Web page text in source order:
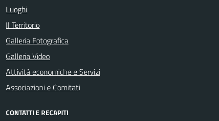
Luoghi
Il Territorio
Galleria Fotografica
Galleria Video
Attività economiche e Servizi
Associazioni e Comitati
CONTATTI E RECAPITI